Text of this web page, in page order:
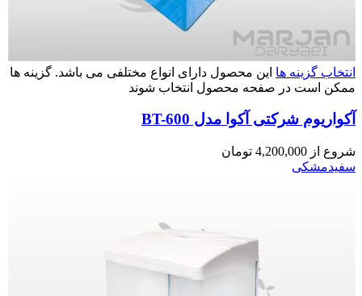
انتخاب گزینه ها این محصول دارای انواع مختلفی می باشد. گزینه ها
ممکن است در صفحه محصول انتخاب شوند
آکواریوم شرکتی آکوا مدل BT-600
شروع از 4,200,000 تومان
سفیدمشکی